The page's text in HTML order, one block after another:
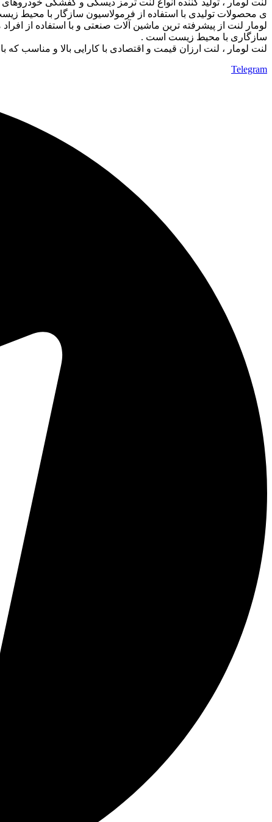
ی محصولات تولیدی با استفاده از فرمولاسیون سازگار با محیط
لومار لنت از پیشرفته ترین ماشین آلات صنعتی و با استفاده از
سازگاری با محیط زیست است .
لنت لومار ، لنت ارزان قیمت و اقتصادی با کارایی بالا و
Telegram